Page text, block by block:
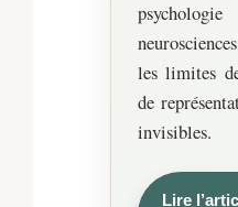
les limites
de
invisibles.
Lire